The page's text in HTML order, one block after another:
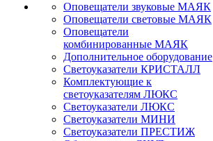
Оповещатели звуковые МАЯК
Оповещатели световые МАЯК
Оповещатели
комбинированные МАЯК
Дополнительное оборудование
Светоуказатели КРИСТАЛЛ
Комплектующие к
светоуказателям ЛЮКС
Светоуказатели ЛЮКС
Светоуказатели МИНИ
Светоуказатели ПРЕСТИЖ